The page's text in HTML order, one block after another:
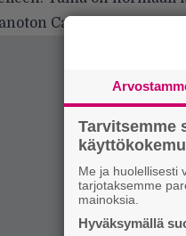
Cannesissa.
Tarvitsemme
Me ja huolellisesti
tarjotaksemme
mainoksia.
Hyväksymällä